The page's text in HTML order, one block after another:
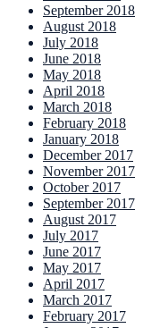
September 2018
August 2018
July 2018
June 2018
May 2018
April 2018
March 2018
February 2018
January 2018
December 2017
November 2017
October 2017
September 2017
August 2017
July 2017
June 2017
May 2017
April 2017
March 2017
February 2017